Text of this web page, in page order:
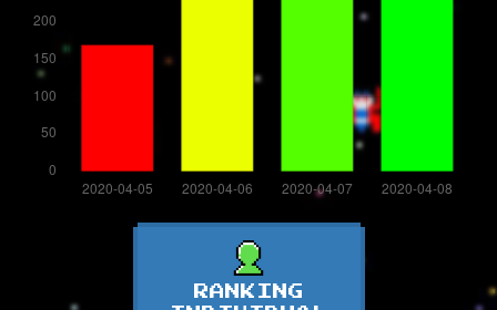
RANKING